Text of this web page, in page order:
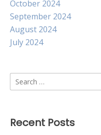
October 2024
September 2024
August 2024
July 2024
Search
for:
Recent Posts